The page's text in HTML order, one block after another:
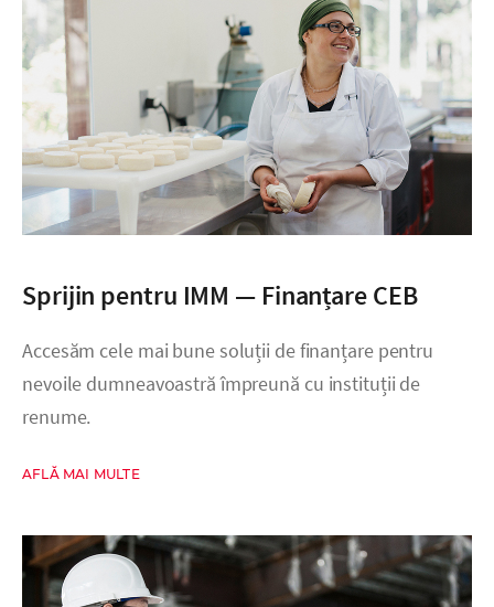
Sprijin pentru IMM — Finanțare CEB
Accesăm cele mai bune soluții de finanțare pentru
nevoile dumneavoastră împreună cu instituții de
renume.
AFLĂ MAI MULTE